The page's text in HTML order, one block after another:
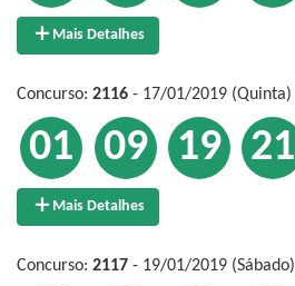
Mais Detalhes
Concurso: 2116 - 17/01/2019 (Quinta)
01 09 19 21
Mais Detalhes
Concurso: 2117 - 19/01/2019 (Sábado)